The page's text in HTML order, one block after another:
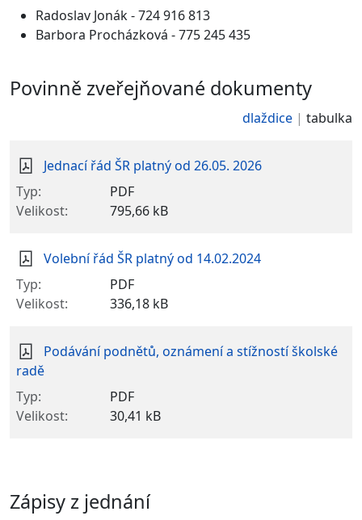
Radoslav Jonák - 724 916 813
Barbora Procházková - 775 245 435
Povinně zveřejňované dokumenty
dlaždice tabulka
Jednací řád ŠR platný od 26.05. 2026
PDF
795,66 kB
Volební řád ŠR platný od 14.02.2024
PDF
336,18 kB
Podávání podnětů, oznámení a stížností školské
radě
PDF
30,41 kB
Zápisy z jednání